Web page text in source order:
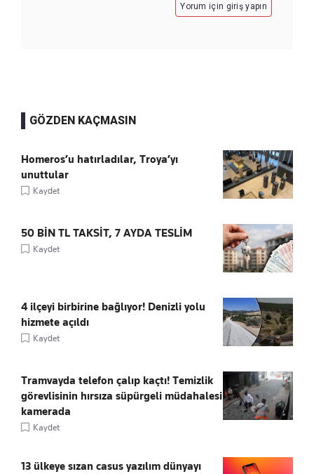
Yorum için giriş yapın
GÖZDEN KAÇMASIN
Homeros’u hatırladılar, Troya’yı
unuttular
Kaydet
50 BİN TL TAKSİT, 7 AYDA TESLİM
Kaydet
4 ilçeyi birbirine bağlıyor! Denizli yolu
hizmete açıldı
Kaydet
Tramvayda telefon çalıp kaçtı! Temizlik
görevlisinin hırsıza süpürgeli müdahalesi
kamerada
Kaydet
13 ülkeye sızan casus yazılım dünyayı